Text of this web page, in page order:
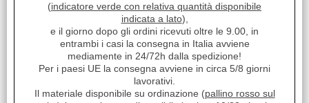
1.141,20
(indicatore verde con relativa quantità disponibile
indicata a lato),
e il giorno dopo gli ordini ricevuti oltre le 9.00, in
entrambi i casi la consegna in Italia avviene
mediamente in 24/72h dalla spedizione!
Per i paesi UE la consegna avviene in circa 5/8 giorni
lavorativi.
Il materiale disponibile su ordinazione (pallino rosso sul